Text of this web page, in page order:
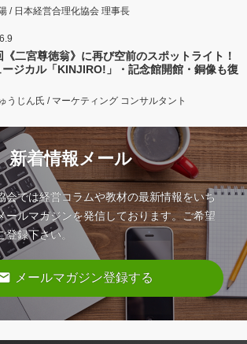
/ 日本経営合理化協会 理事長
《二宮尊徳翁》に再び空前のスポットライト！
ージカル「KINJIRO!」・記念館開館・銅像も復
うじん氏 / マーケティング コンサルタント
新着情報メール
会では経営コラムや教材の最新情報をいち
ールマガジンを発信しております。ご希望
録下さい。
メールマガジン登録する